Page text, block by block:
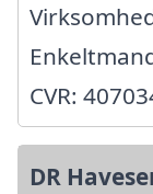
CVR:
DR